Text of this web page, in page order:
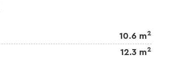
10.6 m2
12.3 m2